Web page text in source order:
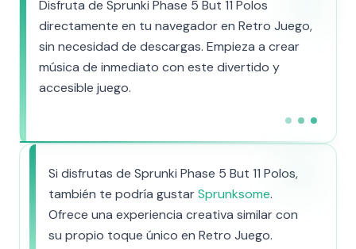
Disfruta de Sprunki Phase 5 But 11 Polos
directamente en tu navegador en Retro Juego,
sin necesidad de descargas. Empieza a crear
música de inmediato con este divertido y
accesible juego.
Si disfrutas de Sprunki Phase 5 But 11 Polos,
también te podría gustarSprunksome.
Ofrece una experiencia creativa similar con
su propio toque único en Retro Juego.